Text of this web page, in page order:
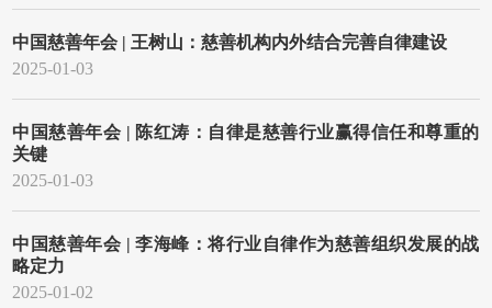
中国慈善年会 | 王树山：慈善机构内外结合完善自律建设
2025-01-03
中国慈善年会 | 陈红涛：自律是慈善行业赢得信任和尊重的
关键
2025-01-03
中国慈善年会 | 李海峰：将行业自律作为慈善组织发展的战
略定力
2025-01-02